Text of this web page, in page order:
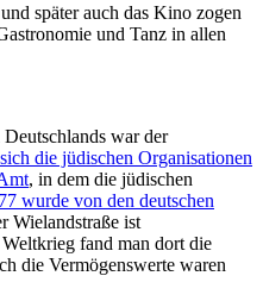
später auch das Kino zogen
und Tanz in allen
war der
die jüdischen Organisationen
, in dem die jüdischen
wurde von den deutschen
Wielandstraße ist
fand man dort die
die Vermögenswerte waren